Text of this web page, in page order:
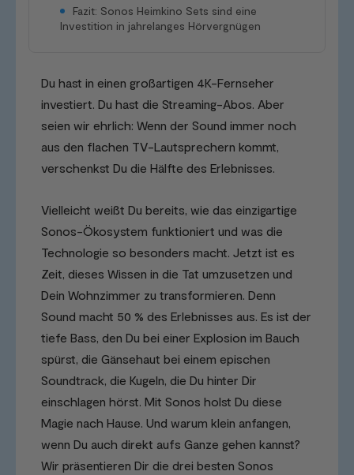
Fazit: Sonos Heimkino Sets sind eine
Investition in jahrelanges Hörvergnügen
Du hast in einen großartigen 4K-Fernseher
investiert. Du hast die Streaming-Abos. Aber
seien wir ehrlich: Wenn der Sound immer noch
aus den flachen TV-Lautsprechern kommt,
verschenkst Du die Hälfte des Erlebnisses.
Vielleicht weißt Du bereits, wie das einzigartige
Sonos-Ökosystem funktioniert und was die
Technologie so besonders macht. Jetzt ist es
Zeit, dieses Wissen in die Tat umzusetzen und
Dein Wohnzimmer zu transformieren. Denn
Sound macht 50 % des Erlebnisses aus. Es ist der
tiefe Bass, den Du bei einer Explosion im Bauch
spürst, die Gänsehaut bei einem epischen
Soundtrack, die Kugeln, die Du hinter Dir
einschlagen hörst. Mit Sonos holst Du diese
Magie nach Hause. Und warum klein anfangen,
wenn Du auch direkt aufs Ganze gehen kannst?
Wir präsentieren Dir die drei besten Sonos